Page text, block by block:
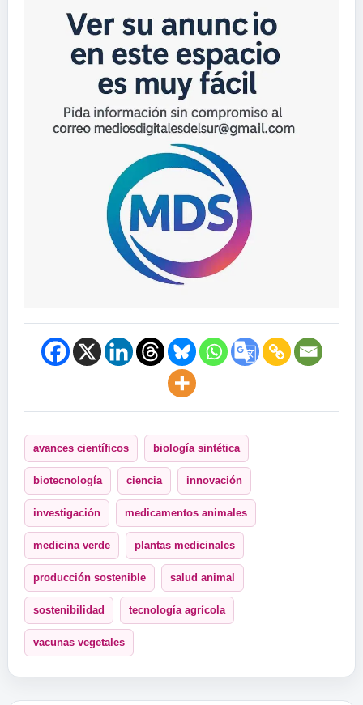
avances científicos biología sintética
biotecnología ciencia innovación
investigación medicamentos animales
medicina verde plantas medicinales
producción sostenible salud animal
sostenibilidad tecnología agrícola
vacunas vegetales